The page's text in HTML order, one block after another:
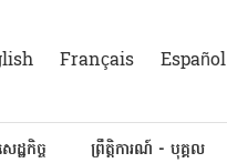
Français Español
េដ្ឋកិច្ច ព្រឹត្តិការណ៍ - បុគ្គល